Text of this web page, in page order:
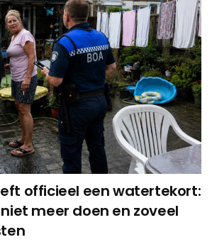
officieel een watertekort:
meer doen en zoveel